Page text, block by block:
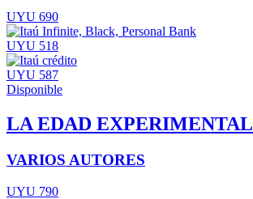
UYU 690
UYU 518
UYU 587
Disponible
LA EDAD EXPERIMENTAL
VARIOS AUTORES
UYU 790